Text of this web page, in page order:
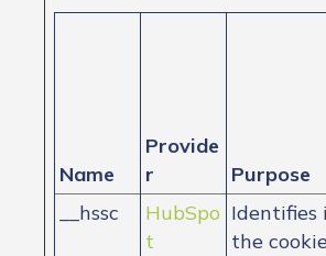
Name
Provide
r
Purpose
__hssc
HubSpo
t
Identifies
the